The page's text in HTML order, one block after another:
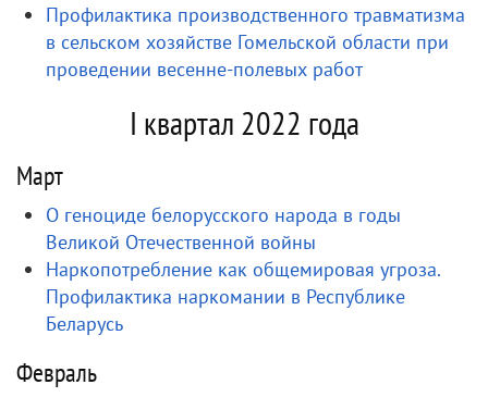
Профилактика производственного травматизма
в сельском хозяйстве Гомельской области при
проведении весенне-полевых работ
I квартал 2022 года
Март
О геноциде белорусского народа в годы
Великой Отечественной войны
Наркопотребление как общемировая угроза.
Профилактика наркомании в Республике
Беларусь
Февраль